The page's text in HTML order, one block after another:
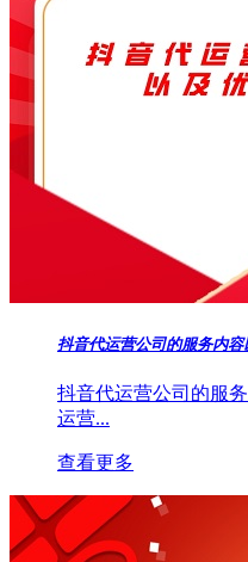
抖音代运营公司的服务内
抖音代运营公司的服
运营...
查看更多